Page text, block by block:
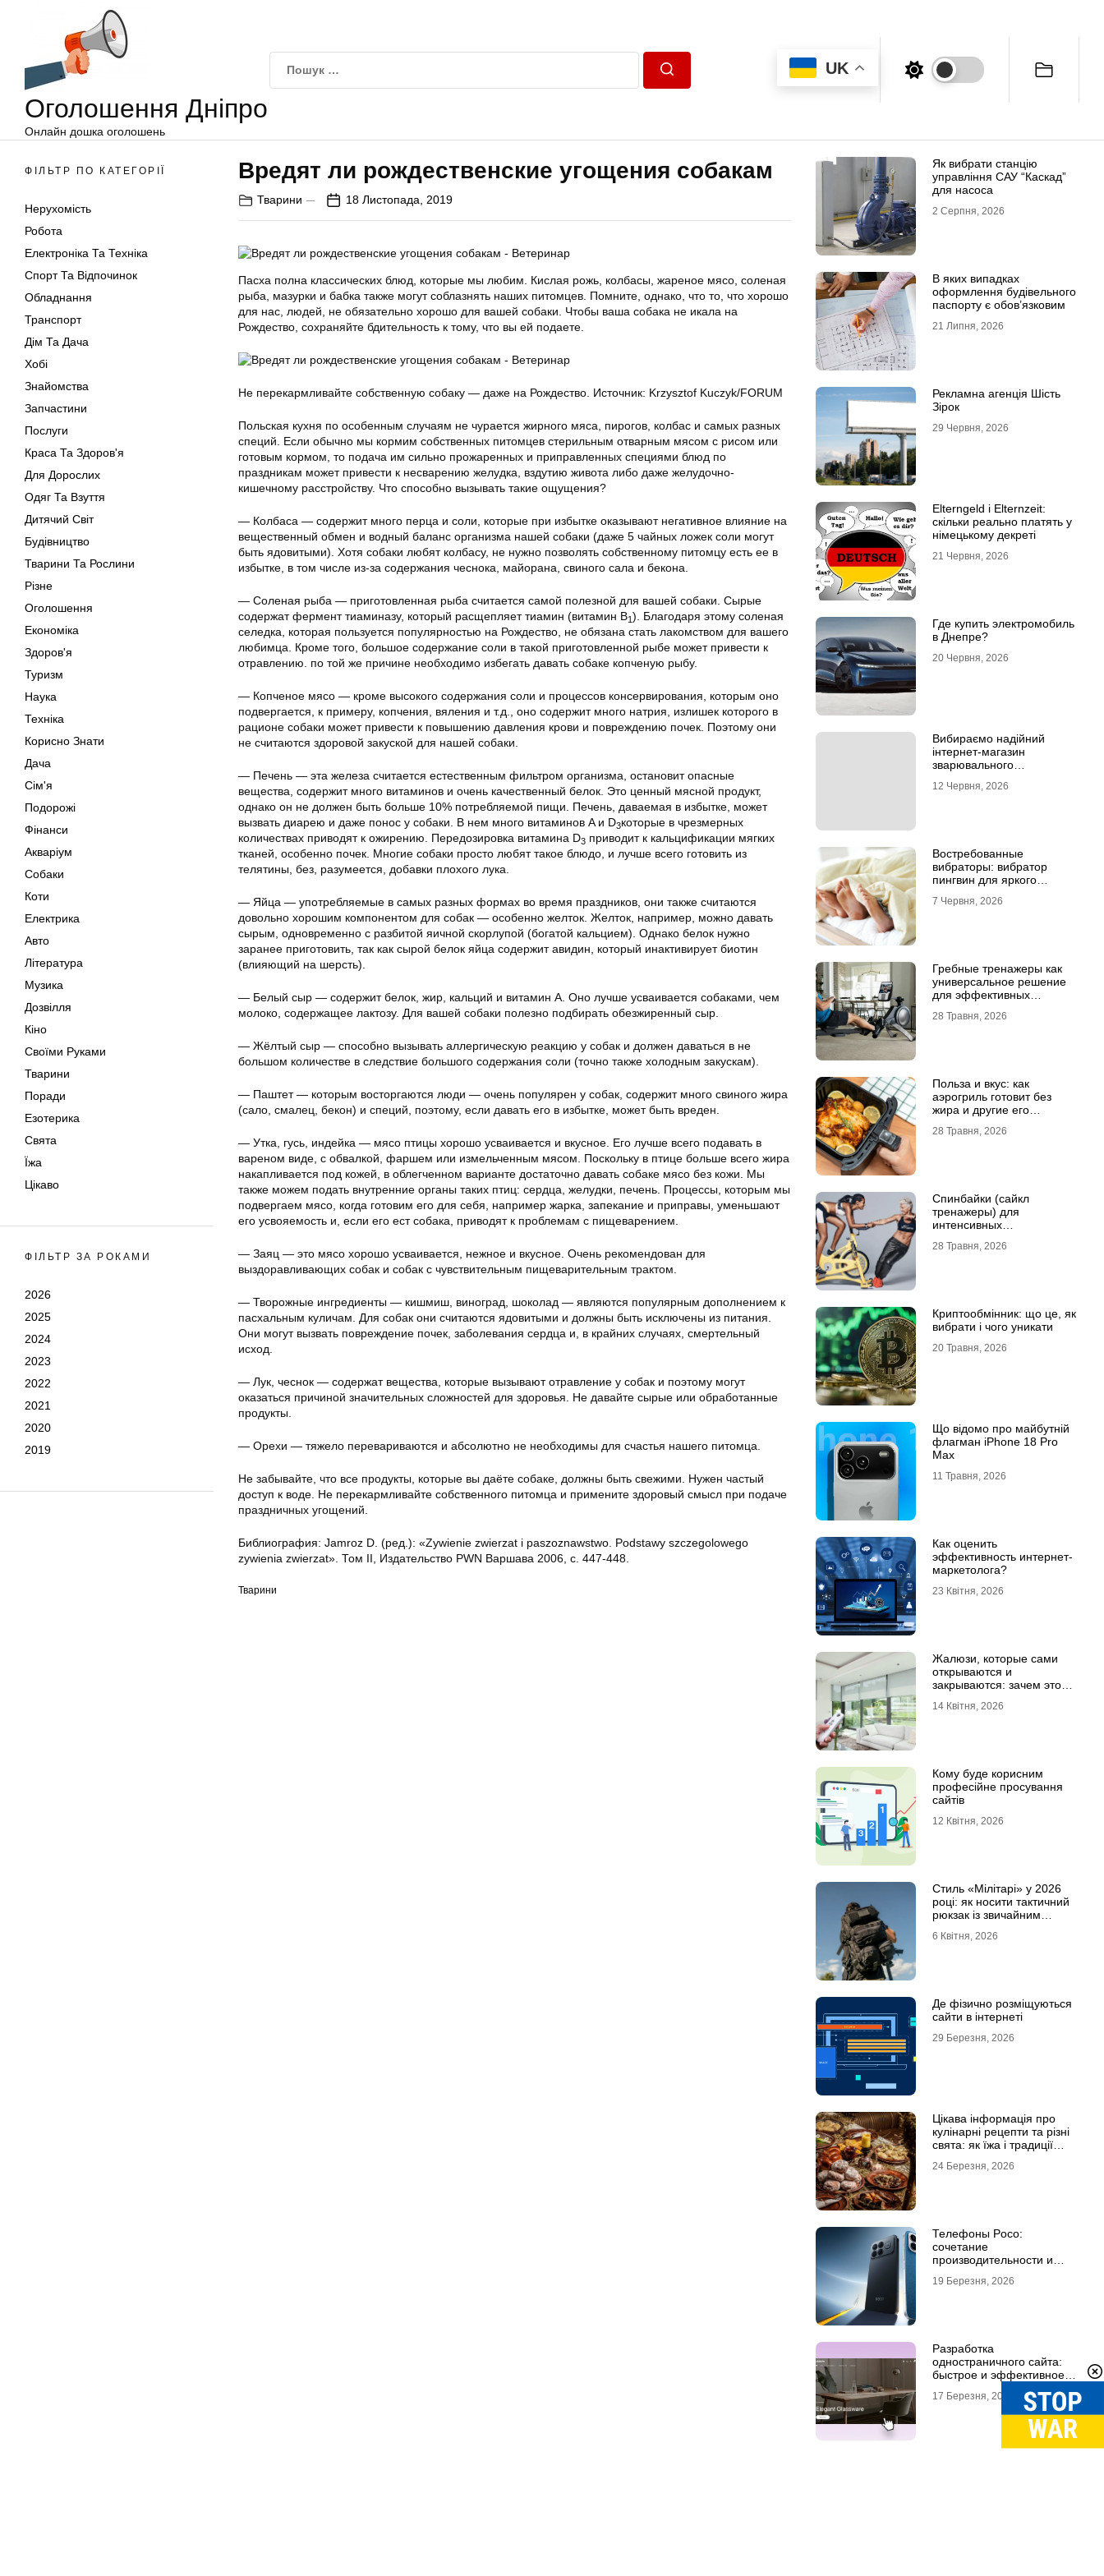
Оголошення Дніпро
Онлайн дошка оголошень
UK
ФІЛЬТР ПО КАТЕГОРІЇ
Нерухомість
Робота
Електроніка Та Техніка
Спорт Та Відпочинок
Обладнання
Транспорт
Дім Та Дача
Хобі
Знайомства
Запчастини
Послуги
Краса Та Здоров'я
Для Дорослих
Одяг Та Взуття
Дитячий Світ
Будівництво
Тварини Та Рослини
Різне
Оголошення
Економіка
Здоров'я
Туризм
Наука
Техніка
Корисно Знати
Дача
Сім'я
Подорожі
Фінанси
Акваріум
Собаки
Коти
Електрика
Авто
Література
Музика
Дозвілля
Кіно
Своїми Руками
Тварини
Поради
Езотерика
Свята
Їжа
Цікаво
ФІЛЬТР ЗА РОКАМИ
2026
2025
2024
2023
2022
2021
2020
2019
Вредят ли рождественские угощения собакам
Тварини 18 Листопада, 2019
Пасха полна классических блюд, которые мы любим. Кислая рожь, колбасы, жареное мясо, соленая
рыба, мазурки и бабка также могут соблазнять наших питомцев. Помните, однако, что то, что хорошо
для нас, людей, не обязательно хорошо для вашей собаки. Чтобы ваша собака не икала на
Рождество, сохраняйте бдительность к тому, что вы ей подаете.
Не перекармливайте собственную собаку — даже на Рождество. Источник: Krzysztof Kuczyk/FORUM
Польская кухня по особенным случаям не чурается жирного мяса, пирогов, колбас и самых разных
специй. Если обычно мы кормим собственных питомцев стерильным отварным мясом с рисом или
готовым кормом, то подача им сильно прожаренных и приправленных специями блюд по
праздникам может привести к несварению желудка, вздутию живота либо даже желудочно-
кишечному расстройству. Что способно вызывать такие ощущения?
— Колбаса — содержит много перца и соли, которые при избытке оказывают негативное влияние на
вещественный обмен и водный баланс организма нашей собаки (даже 5 чайных ложек соли могут
быть ядовитыми). Хотя собаки любят колбасу, не нужно позволять собственному питомцу есть ее в
избытке, в том числе из-за содержания чеснока, майорана, свиного сала и бекона.
— Соленая рыба — приготовленная рыба считается самой полезной для вашей собаки. Сырые
содержат фермент тиаминазу, который расщепляет тиамин (витамин B1). Благодаря этому соленая
селедка, которая пользуется популярностью на Рождество, не обязана стать лакомством для вашего
любимца. Кроме того, большое содержание соли в такой приготовленной рыбе может привести к
отравлению. по той же причине необходимо избегать давать собаке копченую рыбу.
— Копченое мясо — кроме высокого содержания соли и процессов консервирования, которым оно
подвергается, к примеру, копчения, вяления и т.д., оно содержит много натрия, излишек которого в
рационе собаки может привести к повышению давления крови и повреждению почек. Поэтому они
не считаются здоровой закуской для нашей собаки.
— Печень — эта железа считается естественным фильтром организма, остановит опасные
вещества, содержит много витаминов и очень качественный белок. Это ценный мясной продукт,
однако он не должен быть больше 10% потребляемой пищи. Печень, даваемая в избытке, может
вызвать диарею и даже понос у собаки. В нем много витаминов A и D3которые в чрезмерных
количествах приводят к ожирению. Передозировка витамина D3 приводит к кальцификации мягких
тканей, особенно почек. Многие собаки просто любят такое блюдо, и лучше всего готовить из
телятины, без, разумеется, добавки плохого лука.
— Яйца — употребляемые в самых разных формах во время праздников, они также считаются
довольно хорошим компонентом для собак — особенно желток. Желток, например, можно давать
сырым, одновременно с разбитой яичной скорлупой (богатой кальцием). Однако белок нужно
заранее приготовить, так как сырой белок яйца содержит авидин, который инактивирует биотин
(влияющий на шерсть).
— Белый сыр — содержит белок, жир, кальций и витамин А. Оно лучше усваивается собаками, чем
молоко, содержащее лактозу. Для вашей собаки полезно подбирать обезжиренный сыр.
— Жёлтый сыр — способно вызывать аллергическую реакцию у собак и должен даваться в не
большом количестве в следствие большого содержания соли (точно также холодным закускам).
— Паштет — которым восторгаются люди — очень популярен у собак, содержит много свиного жира
(сало, смалец, бекон) и специй, поэтому, если давать его в избытке, может быть вреден.
— Утка, гусь, индейка — мясо птицы хорошо усваивается и вкусное. Его лучше всего подавать в
вареном виде, с обвалкой, фаршем или измельченным мясом. Поскольку в птице больше всего жира
накапливается под кожей, в облегченном варианте достаточно давать собаке мясо без кожи. Мы
также можем подать внутренние органы таких птиц: сердца, желудки, печень. Процессы, которым мы
подвергаем мясо, когда готовим его для себя, например жарка, запекание и приправы, уменьшают
его усвояемость и, если его ест собака, приводят к проблемам с пищеварением.
— Заяц — это мясо хорошо усваивается, нежное и вкусное. Очень рекомендован для
выздоравливающих собак и собак с чувствительным пищеварительным трактом.
— Творожные ингредиенты — кишмиш, виноград, шоколад — являются популярным дополнением к
пасхальным куличам. Для собак они считаются ядовитыми и должны быть исключены из питания.
Они могут вызвать повреждение почек, заболевания сердца и, в крайних случаях, смертельный
исход.
— Лук, чеснок — содержат вещества, которые вызывают отравление у собак и поэтому могут
оказаться причиной значительных сложностей для здоровья. Не давайте сырые или обработанные
продукты.
— Орехи — тяжело перевариваются и абсолютно не необходимы для счастья нашего питомца.
Не забывайте, что все продукты, которые вы даёте собаке, должны быть свежими. Нужен частый
доступ к воде. Не перекармливайте собственного питомца и примените здоровый смысл при подаче
праздничных угощений.
Библиография: Jamroz D. (ред.): «Zywienie zwierzat i paszoznawstwo. Podstawy szczegolowego
zywienia zwierzat». Том II, Издательство PWN Варшава 2006, с. 447-448.
Тварини
Як вибрати станцію
управління САУ “Каскад”
для насоса
2 Серпня, 2026
В яких випадках
оформлення будівельного
паспорту є обов’язковим
21 Липня, 2026
Рекламна агенція Шість
Зірок
29 Червня, 2026
Elterngeld і Elternzeit:
скільки реально платять у
німецькому декреті
21 Червня, 2026
Где купить электромобиль
в Днепре?
20 Червня, 2026
Вибираємо надійний
інтернет-магазин
зварювального
12 Червня, 2026
Востребованные
вибраторы: вибратор
пингвин для яркого
7 Червня, 2026
Гребные тренажеры как
универсальное решение
для эффективных
28 Травня, 2026
Польза и вкус: как
аэрогриль готовит без
жира и другие его
28 Травня, 2026
Спинбайки (сайкл
тренажеры) для
интенсивных
активного образа жизни
28 Травня, 2026
Криптообмінник: що це, як
вибрати і чого уникати
20 Травня, 2026
Що відомо про майбутній
флагман iPhone 18 Pro
Max
11 Травня, 2026
Как оценить
эффективность интернет-
маркетолога?
23 Квітня, 2026
Жалюзи, которые сами
открываются и
закрываются: зачем это
14 Квітня, 2026
Кому буде корисним
професійне просування
сайтів
12 Квітня, 2026
Стиль «Мілітарі» у 2026
році: як носити тактичний
рюкзак із звичайним
6 Квітня, 2026
Де фізично розміщуються
сайти в інтернеті
29 Березня, 2026
Цікава інформація про
кулінарні рецепти та різні
свята: як їжа і традиції
24 Березня, 2026
Телефоны Poco:
сочетание
производительности и
19 Березня, 2026
Разработка
одностраничного сайта:
быстрое и эффективное
17 Березня, 2026